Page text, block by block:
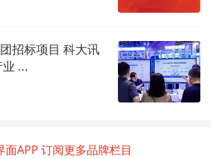
招标项目 科大讯
...
面APP 订阅更多品牌栏目